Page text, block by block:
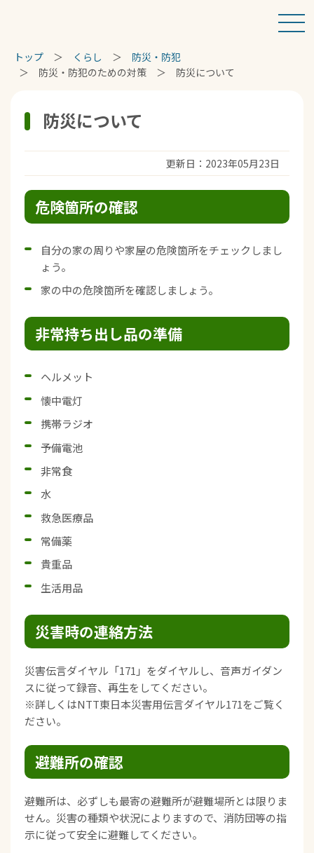
トップ くらし
防災・防犯
防災・防犯のための対策
防災について
防災について
更新日：2023年05月23日
危険箇所の確認
自分の家の周りや家屋の危険箇所をチェックしまし
ょう。
家の中の危険箇所を確認しましょう。
非常持ち出し品の準備
ヘルメット
懐中電灯
携帯ラジオ
予備電池
非常食
水
救急医療品
常備薬
貴重品
生活用品
災害時の連絡方法
災害伝言ダイヤル「171」をダイヤルし、音声ガイダン
スに従って録音、再生をしてください。
※詳しくはNTT東日本災害用伝言ダイヤル171をご覧く
ださい。
避難所の確認
避難所は、必ずしも最寄の避難所が避難場所とは限りま
せん。災害の種類や状況によりますので、消防団等の指
示に従って安全に避難してください。